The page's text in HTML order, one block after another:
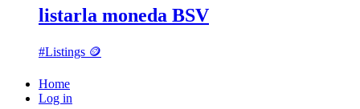
listarla moneda BSV
#Listings 🪙
Home
Log in